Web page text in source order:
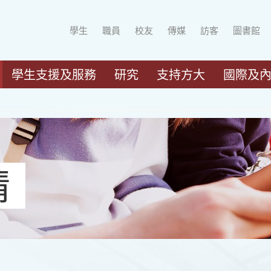
學生 職員 校友 傳媒 訪客 圖書館
學生支援及服務 研究 支持方大 國際及